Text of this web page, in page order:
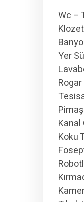
Wc –
Klozet
Yer
Rogar
Kanal
Koku